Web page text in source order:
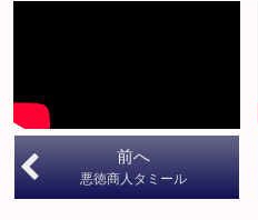
前へ
悪徳商人タミール